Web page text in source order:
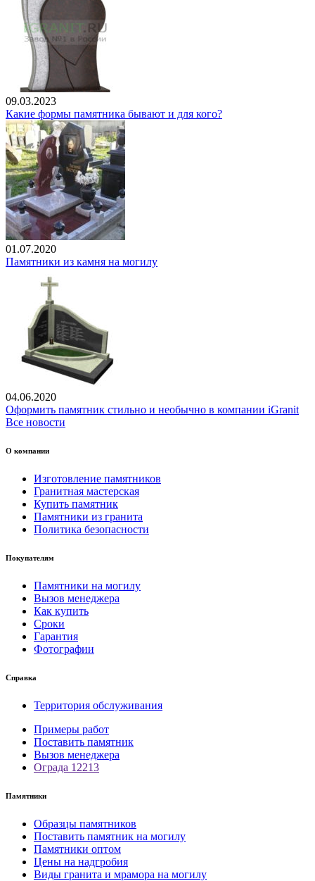
09.03.2023
Какие формы памятника бывают и для кого?
01.07.2020
Памятники из камня на могилу
04.06.2020
Оформить памятник стильно и необычно в компании iGranit
Все новости
О компании
Изготовление памятников
Гранитная мастерская
Купить памятник
Памятники из гранита
Политика безопасности
Покупателям
Памятники на могилу
Вызов менеджера
Как купить
Сроки
Гарантия
Фотографии
Справка
Территория обслуживания
Примеры работ
Поставить памятник
Вызов менеджера
Ограда 12213
Памятники
Образцы памятников
Поставить памятник на могилу
Памятники оптом
Цены на надгробия
Виды гранита и мрамора на могилу